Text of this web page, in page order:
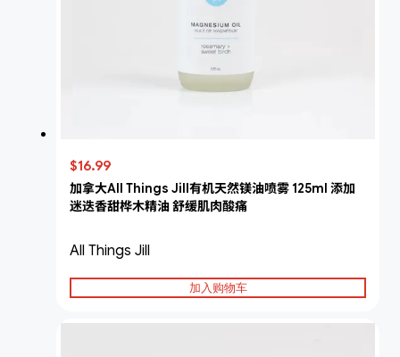
$16.99
加拿大All Things Jill有机天然镁油喷雾 125ml 添加
迷迭香甜桦木精油 舒缓肌肉酸痛
All Things Jill
加入购物车